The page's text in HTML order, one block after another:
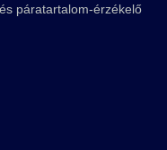
páratartalom-érzékelő